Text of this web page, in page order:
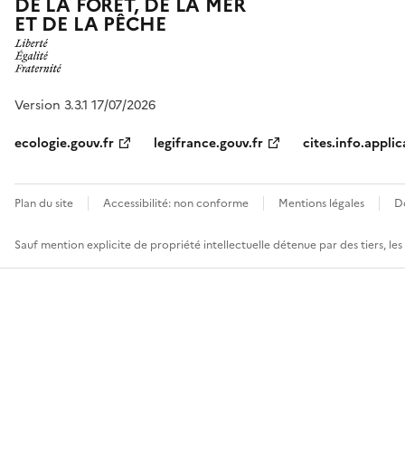
ET DE LA PÊCHE
Version 3.3.1 17/07/2026
ecologie.gouv.fr
legifrance.gouv.fr
Plan du site Accessibilité: non conforme Mentions légales
Sauf mention explicite de propriété intellectuelle détenue par des tiers,